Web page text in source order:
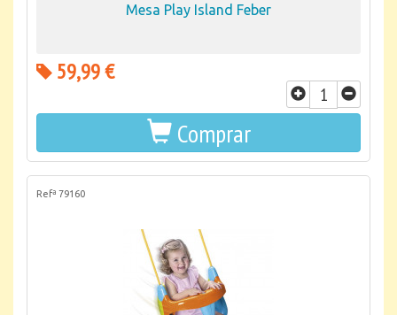
Mesa Play Island Feber
59,99 €
Comprar
Refª 79160